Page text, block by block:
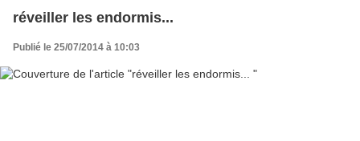
réveiller les endormis...
Publié le 25/07/2014 à 10:03